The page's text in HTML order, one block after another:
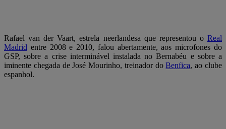
Rafael van der Vaart, estrela neerlandesa que representou o Real
Madrid entre 2008 e 2010, falou abertamente, aos microfones do
GSP, sobre a crise interminável instalada no Bernabéu e sobre a
iminente chegada de José Mourinho, treinador doBenfica, ao clube
espanhol.